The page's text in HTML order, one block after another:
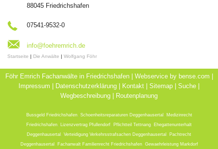
88045 Friedrichshafen
07541-9532-0
info@foehremrich.de
Startseite | Die Anwälte | Wolfgang Föhr
Föhr Emrich Fachanwälte in Friedrichshafen | Webservice by bense.com
Impressum
Datenschutzerklärung Kontakt Sitemap Suche
Wegbeschreibung
Routenplanung
Bussgeld Friedrichshafen, Schoenheitsreparaturen Deggenhausertal
Medizinrecht
Friedrichshafen
Lizenzvertrag Pfullendorf Pflichtteil Tettnang
Ehegattenunterhalt
Deggenhausertal
Verteidigung Verkehrsstrafsachen Deggenhausertal
Pachtrecht
Deggenhausertal
Fachanwalt Familienrecht Friedrichshafen, Gewaehrleistung Markdorf